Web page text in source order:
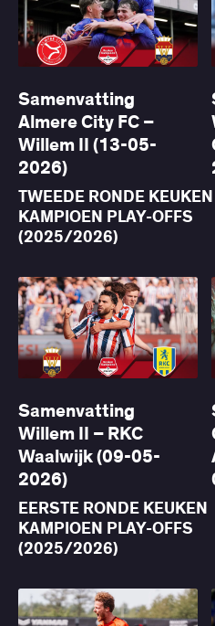
Samenvatting
Almere City FC –
Willem II (13-05-
2026)
TWEEDE RONDE KEUKEN
KAMPIOEN PLAY-OFFS
(2025/2026)
Samenvatting
Willem II – RKC
Waalwijk (09-05-
2026)
EERSTE RONDE KEUKEN
KAMPIOEN PLAY-OFFS
(2025/2026)